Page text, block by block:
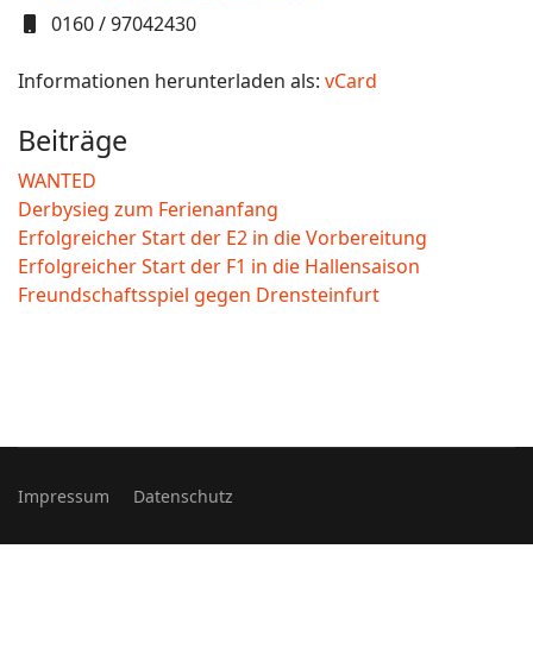
Mobil
0160 / 97042430
Informationen herunterladen als: vCard
Beiträge
WANTED
Derbysieg zum Ferienanfang
Erfolgreicher Start der E2 in die Vorbereitung
Erfolgreicher Start der F1 in die Hallensaison
Freundschaftsspiel gegen Drensteinfurt
Impressum Datenschutz